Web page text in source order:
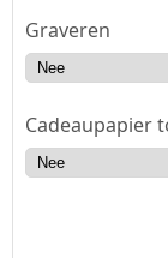
Graveren
Cadeaupapier